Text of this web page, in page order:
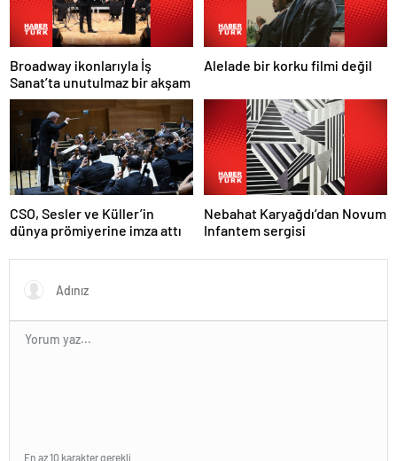
Broadway ikonlarıyla İş
Sanat’ta unutulmaz bir akşam
Alelade bir korku filmi değil
CSO, Sesler ve Küller’in
dünya prömiyerine imza attı
Nebahat Karyağdı’dan Novum
Infantem sergisi
En az 10 karakter gerekli